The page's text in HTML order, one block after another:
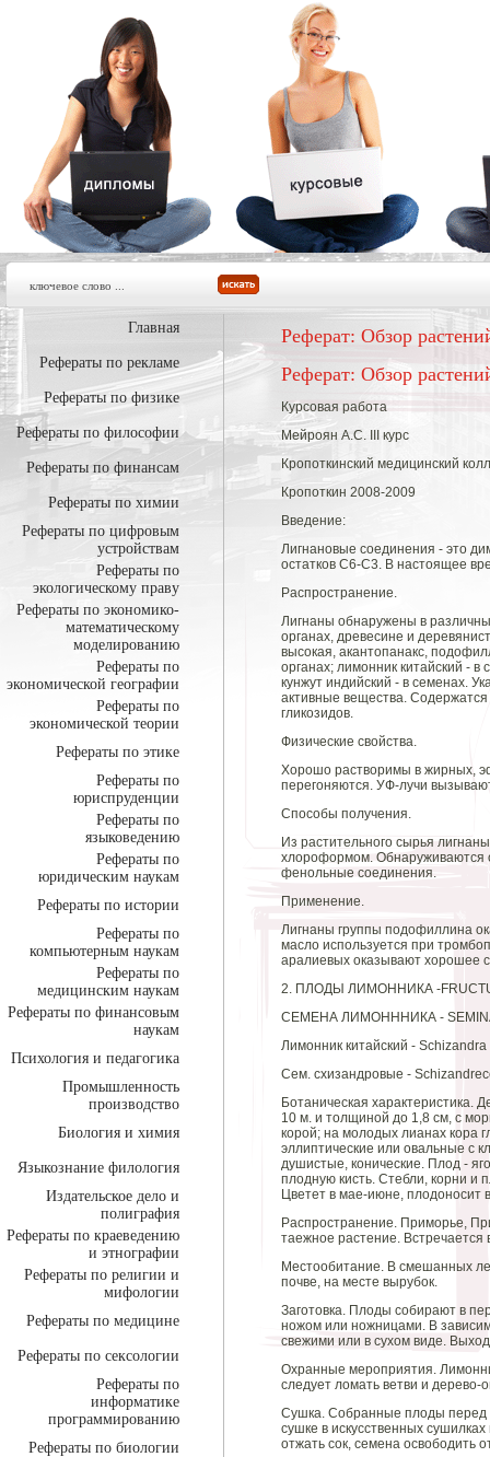
Главная
Рефераты по рекламе
Рефераты по физике
Рефераты по философии
Рефераты по финансам
Рефераты по химии
Рефераты по цифровым
устройствам
Рефераты по
экологическому праву
Рефераты по экономико-
математическому
моделированию
Рефераты по
экономической географии
Рефераты по
экономической теории
Рефераты по этике
Рефераты по
юриспруденции
Рефераты по
языковедению
Рефераты по
юридическим наукам
Рефераты по истории
Рефераты по
компьютерным наукам
Рефераты по
медицинским наукам
Рефераты по финансовым
наукам
Психология и педагогика
Промышленность
производство
Биология и химия
Языкознание филология
Издательское дело и
полиграфия
Рефераты по краеведению
и этнографии
Рефераты по религии и
мифологии
Рефераты по медицине
Рефераты по сексологии
Рефераты по
информатике
программированию
Рефераты по биологии
Реферат: Обзор
Реферат: Обзор
Курсовая работа
Мейроян А.С. III курс
Кропоткинский медицинский
Кропоткин 2008-2009
Введение:
Лигнановые соединения - это
остатков С6-С3. В настоящее
Распространение.
Лигнаны обнаружены в
органах, древесине и
высокая, акантопанакс,
органах; лимонник китайский -
кунжут индийский - в семенах.
активные вещества.
гликозидов.
Физические свойства.
Хорошо растворимы в жирных,
перегоняются. УФ-лучи
Способы получения.
Из растительного сырья
хлороформом. Обнаруживаются
фенольные соединения.
Применение.
Лигнаны группы подофиллина
масло используется при
аралиевых оказывают хорошее
2. ПЛОДЫ ЛИМОННИКА -
СЕМЕНА ЛИМОНННИКА -
Лимонник китайский -
Сем. схизандровые -
Ботаническая характеристика.
10 м. и толщиной до 1,8 см, с
корой; на молодых лианах кора
эллиптические или овальные с
душистые, конические. Плод -
плодную кисть. Стебли, корни и
Цветет в мае-июне, плодоносит
Распространение. Приморье,
таежное растение.
Местообитание. В смешанных
почве, на месте вырубок.
Заготовка. Плоды собирают в
ножом или ножницами. В
свежими или в сухом виде.
Охранные мероприятия.
следует ломать ветви и дерево-
Сушка. Собранные плоды перед
сушке в искусственных
отжать сок, семена освободить